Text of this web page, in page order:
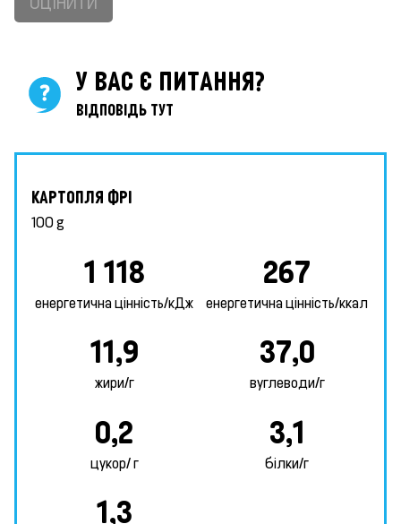
У ВАС Є ПИТАННЯ?
ВІДПОВІДЬ ТУТ
КАРТОПЛЯ ФРІ
100 g
1 118
енергетична цінність/кДж
267
енергетична цінність/ккал
11,9
жири/г
37,0
вуглеводи/г
0,2
цукор/ г
3,1
білки/г
1,3